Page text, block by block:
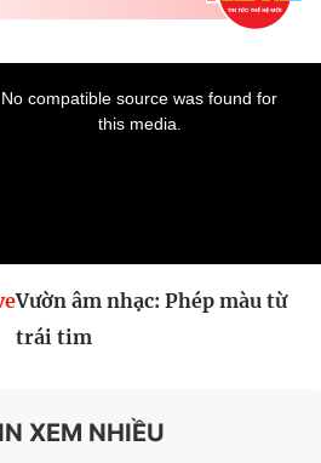
Multiform
Doanh nhân Sài
Gòn
Vườn âm nhạc: Phép màu từ
trái tim
XEM NHIỀU